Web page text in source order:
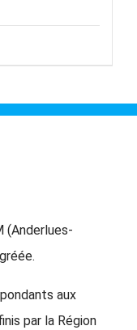
(Anderlues-
aux
par la Région